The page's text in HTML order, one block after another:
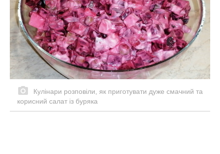
Кулінари розповіли, як приготувати дуже смачний та
корисний салат із буряка